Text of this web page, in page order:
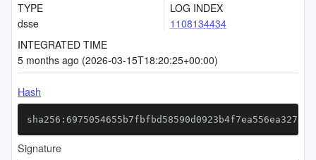
TYPE
dsse
LOG INDEX
1108134434
INTEGRATED TIME
5 months ago (2026-03-15T18:20:25+00:00)
Hash
Signature